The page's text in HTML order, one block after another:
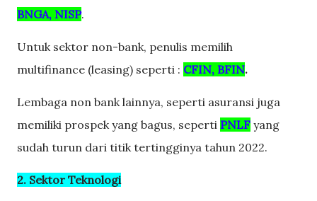
BNGA, NISP.
Untuk sektor non-bank, penulis memilih
multifinance (leasing) seperti : CFIN, BFIN.
Lembaga non bank lainnya, seperti asuransi juga
memiliki prospek yang bagus, seperti PNLF yang
sudah turun dari titik tertingginya tahun 2022.
2. Sektor Teknologi